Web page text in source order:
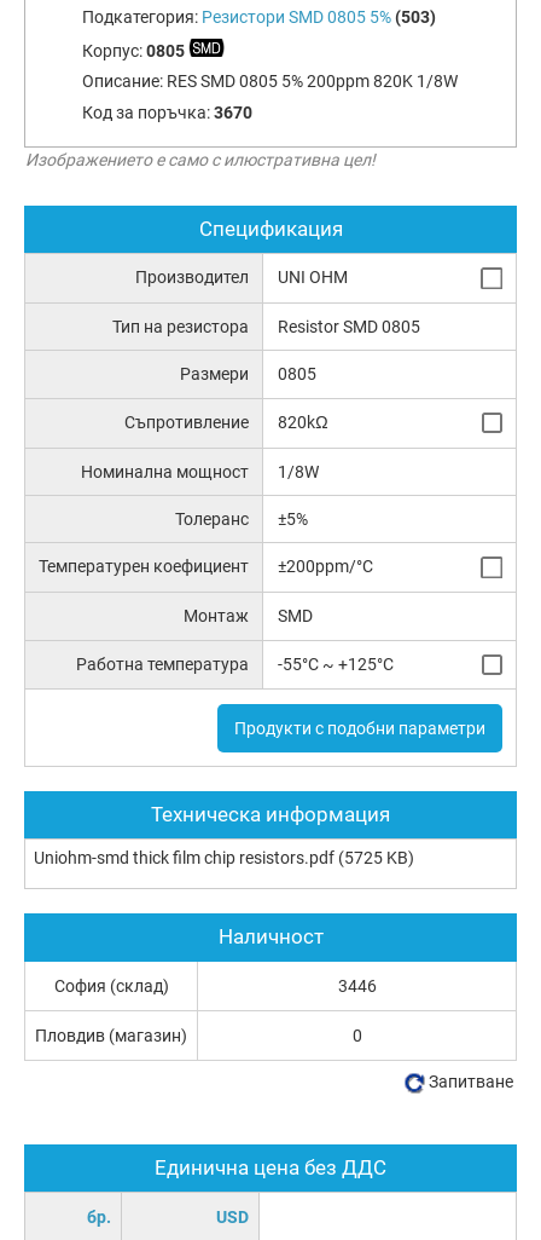
Подкатегория: Резистори SMD 0805 5% (503)
Корпус:0805
Описание: RES SMD 0805 5% 200ppm 820K 1/8W
Код за поръчка:3670
Изображението е само с илюстративна цел!
Спецификация
Производител UNI OHM
Тип на резистора Resistor SMD 0805
Размери 0805
Съпротивление 820kΩ
Номинална мощност 1/8W
Толеранс ±5%
Температурен коефициент ±200ppm/°C
Монтаж SMD
Работна температура -55°C ~ +125°C
Продукти с подобни параметри
Техническа информация
Uniohm-smd thick film chip resistors.pdf (5725 KB)
Единична цена без ДДС
бр. USD
Наличност
София (склад) 3446
Пловдив (магазин) 0
Запитване